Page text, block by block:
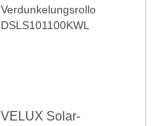
VELUX Solar-